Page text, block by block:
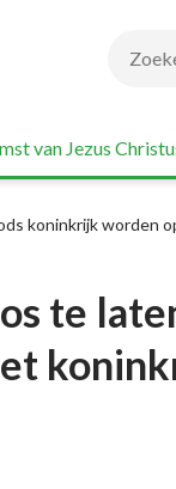
van Jezus
koninkrijk worden
te